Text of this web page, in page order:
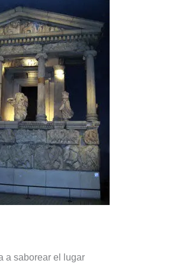
a saborear el lugar